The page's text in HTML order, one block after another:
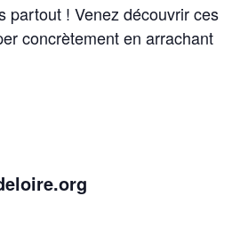
partout ! Venez découvrir ces
concrètement en arrachant